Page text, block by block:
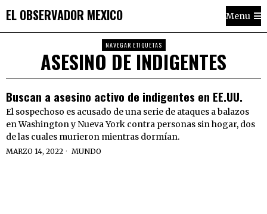
EL OBSERVADOR MEXICO Menu
NAVEGAR ETIQUETAS
ASESINO DE INDIGENTES
Buscan a asesino activo de indigentes en EE.UU.
El sospechoso es acusado de una serie de ataques a balazos
en Washington y Nueva York contra personas sin hogar, dos
de las cuales murieron mientras dormían.
MARZO 14, 2022 MUNDO